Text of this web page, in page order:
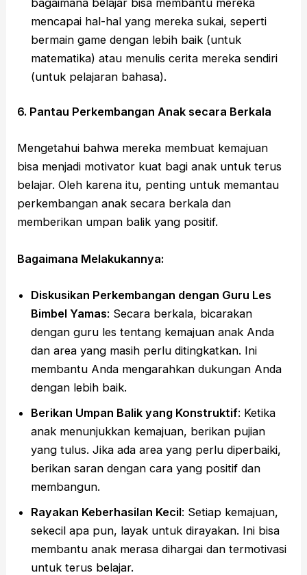
mencapai hal-hal yang mereka sukai, seperti
bermain game dengan lebih baik (untuk
matematika) atau menulis cerita mereka sendiri
(untuk pelajaran bahasa).
6. Pantau Perkembangan Anak secara Berkala
Mengetahui bahwa mereka membuat kemajuan
bisa menjadi motivator kuat bagi anak untuk terus
belajar. Oleh karena itu, penting untuk memantau
perkembangan anak secara berkala dan
memberikan umpan balik yang positif.
Bagaimana Melakukannya:
Diskusikan Perkembangan dengan Guru Les
Bimbel Yamas: Secara berkala, bicarakan
dengan guru les tentang kemajuan anak Anda
dan area yang masih perlu ditingkatkan. Ini
membantu Anda mengarahkan dukungan Anda
dengan lebih baik.
Berikan Umpan Balik yang Konstruktif: Ketika
anak menunjukkan kemajuan, berikan pujian
yang tulus. Jika ada area yang perlu diperbaiki,
berikan saran dengan cara yang positif dan
membangun.
Rayakan Keberhasilan Kecil: Setiap kemajuan,
sekecil apa pun, layak untuk dirayakan. Ini bisa
membantu anak merasa dihargai dan termotivasi
untuk terus belajar.